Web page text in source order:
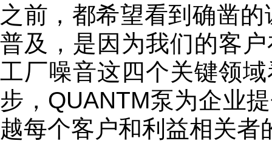
之前，都希望看到确凿
普及，是因为我们的客
工厂噪音这四个关键领
步，QUANTM泵为企业
越每个客户和利益相关者